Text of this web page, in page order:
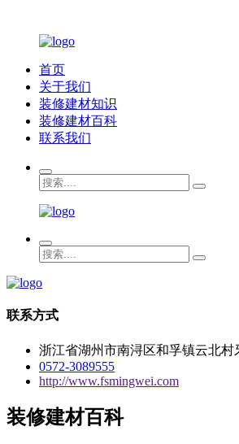
首页
关于我们
装修建材知识
装修建材百科
联系我们
联系方式
浙江省湖州市南浔区和孚镇云北村
0572-3089555
http://www.fsmingwei.com
装修建材百科